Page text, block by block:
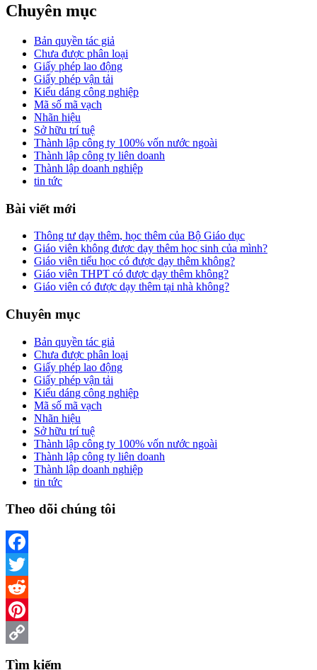
Chuyên mục
Bản quyền tác giả
Chưa được phân loại
Giấy phép lao động
Giấy phép vận tải
Kiểu dáng công nghiệp
Mã số mã vạch
Nhãn hiệu
Sở hữu trí tuệ
Thành lập công ty 100% vốn nước ngoài
Thành lập công ty liên doanh
Thành lập doanh nghiệp
tin tức
Bài viết mới
Thông tư dạy thêm, học thêm của Bộ Giáo dục
Giáo viên không được dạy thêm học sinh của mình?
Giáo viên tiểu học có được dạy thêm không?
Giáo viên THPT có được dạy thêm không?
Giáo viên có được dạy thêm tại nhà không?
Chuyên mục
Bản quyền tác giả
Chưa được phân loại
Giấy phép lao động
Giấy phép vận tải
Kiểu dáng công nghiệp
Mã số mã vạch
Nhãn hiệu
Sở hữu trí tuệ
Thành lập công ty 100% vốn nước ngoài
Thành lập công ty liên doanh
Thành lập doanh nghiệp
tin tức
Theo dõi chúng tôi
Facebook
Twitter
Reddit
Pinterest
Tìm kiếm